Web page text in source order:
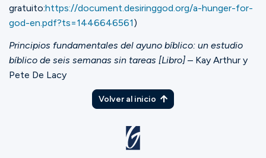
gratuito:https://document.desiringgod.org/a-hunger-for-
god-en.pdf?ts=1446646561)
Principios fundamentales del ayuno bíblico: un estudio
bíblico de seis semanas sin tareas [Libro] – Kay Arthur y
Pete De Lacy
Volver al inicio